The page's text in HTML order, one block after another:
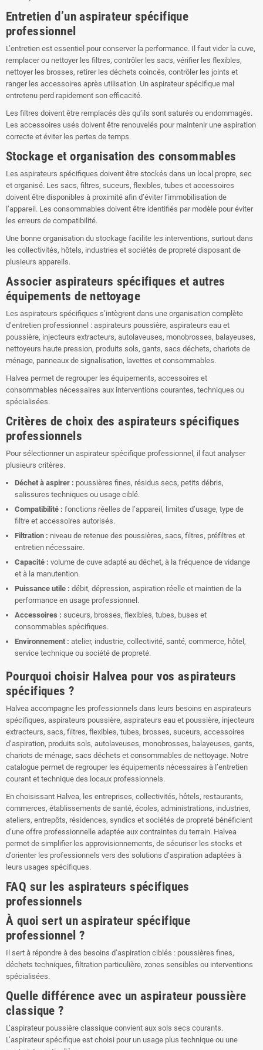
Entretien d’un aspirateur spécifique
professionnel
L’entretien est essentiel pour conserver la performance. Il faut vider la cuve,
remplacer ou nettoyer les filtres, contrôler les sacs, vérifier les flexibles,
nettoyer les brosses, retirer les déchets coincés, contrôler les joints et
ranger les accessoires après utilisation. Un aspirateur spécifique mal
entretenu perd rapidement son efficacité.
Les filtres doivent être remplacés dès qu’ils sont saturés ou endommagés.
Les accessoires usés doivent être renouvelés pour maintenir une aspiration
correcte et éviter les pertes de temps.
Stockage et organisation des consommables
Les aspirateurs spécifiques doivent être stockés dans un local propre, sec
et organisé. Les sacs, filtres, suceurs, flexibles, tubes et accessoires
doivent être disponibles à proximité afin d’éviter l’immobilisation de
l’appareil. Les consommables doivent être identifiés par modèle pour éviter
les erreurs de compatibilité.
Une bonne organisation du stockage facilite les interventions, surtout dans
les collectivités, hôtels, industries et sociétés de propreté disposant de
plusieurs appareils.
Associer aspirateurs spécifiques et autres
équipements de nettoyage
Les aspirateurs spécifiques s’intègrent dans une organisation complète
d’entretien professionnel : aspirateurs poussière, aspirateurs eau et
poussière, injecteurs extracteurs, autolaveuses, monobrosses, balayeuses,
nettoyeurs haute pression, produits sols, gants, sacs déchets, chariots de
ménage, panneaux de signalisation, lavettes et consommables.
Halvea permet de regrouper les équipements, accessoires et
consommables nécessaires aux interventions courantes, techniques ou
spécialisées.
Critères de choix des aspirateurs spécifiques
professionnels
Pour sélectionner un aspirateur spécifique professionnel, il faut analyser
plusieurs critères.
Déchet à aspirer : poussières fines, résidus secs, petits débris,
salissures techniques ou usage ciblé.
Compatibilité : fonctions réelles de l’appareil, limites d’usage, type de
filtre et accessoires autorisés.
Filtration : niveau de retenue des poussières, sacs, filtres, préfiltres et
entretien nécessaire.
Capacité : volume de cuve adapté au déchet, à la fréquence de vidange
et à la manutention.
Puissance utile : débit, dépression, aspiration réelle et maintien de la
performance en usage professionnel.
Accessoires : suceurs, brosses, flexibles, tubes, buses et
consommables spécifiques.
Environnement : atelier, industrie, collectivité, santé, commerce, hôtel,
service technique ou société de propreté.
Pourquoi choisir Halvea pour vos aspirateurs
spécifiques ?
Halvea accompagne les professionnels dans leurs besoins en aspirateurs
spécifiques, aspirateurs poussière, aspirateurs eau et poussière, injecteurs
extracteurs, sacs, filtres, flexibles, tubes, brosses, suceurs, accessoires
d’aspiration, produits sols, autolaveuses, monobrosses, balayeuses, gants,
chariots de ménage, sacs déchets et consommables de nettoyage. Notre
catalogue permet de regrouper les équipements nécessaires à l’entretien
courant et technique des locaux professionnels.
En choisissant Halvea, les entreprises, collectivités, hôtels, restaurants,
commerces, établissements de santé, écoles, administrations, industries,
ateliers, entrepôts, résidences, syndics et sociétés de propreté bénéficient
d’une offre professionnelle adaptée aux contraintes du terrain. Halvea
permet de simplifier les approvisionnements, de sécuriser les stocks et
d’orienter les professionnels vers des solutions d’aspiration adaptées à
leurs usages spécifiques.
FAQ sur les aspirateurs spécifiques
professionnels
À quoi sert un aspirateur spécifique
professionnel ?
Il sert à répondre à des besoins d’aspiration ciblés : poussières fines,
déchets techniques, filtration particulière, zones sensibles ou interventions
spécialisées.
Quelle différence avec un aspirateur poussière
classique ?
L’aspirateur poussière classique convient aux sols secs courants.
L’aspirateur spécifique est choisi pour un usage plus technique ou une